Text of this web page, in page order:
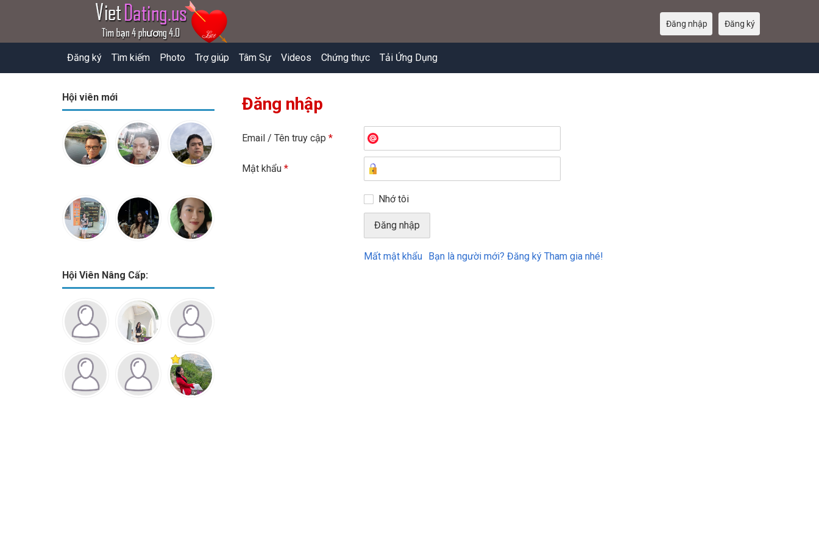
Đăng ký Tìm kiếm Photo Trợ giúp Tâm Sự Videos Chứng thực Tải Ứng Dụng
Đăng nhập Đăng ký
Hội viên mới
Hội Viên Nâng Cấp:
Đăng nhập
Email / Tên truy cập *
Mật khẩu *
Nhớ tôi
Mất mật khẩu Bạn là người mới? Đăng ký Tham gia nhé!